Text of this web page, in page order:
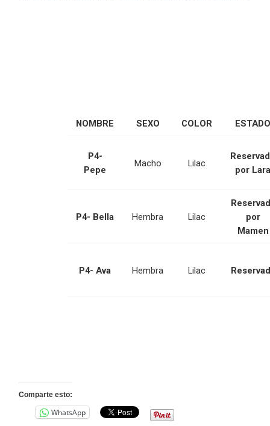
NOMBRE SEXO COLOR
P4-
Pepe
Macho Lilac
por
P4- Bella Hembra Lilac
por
Mamen
P4- Ava Hembra Lilac
Comparte esto:
WhatsApp